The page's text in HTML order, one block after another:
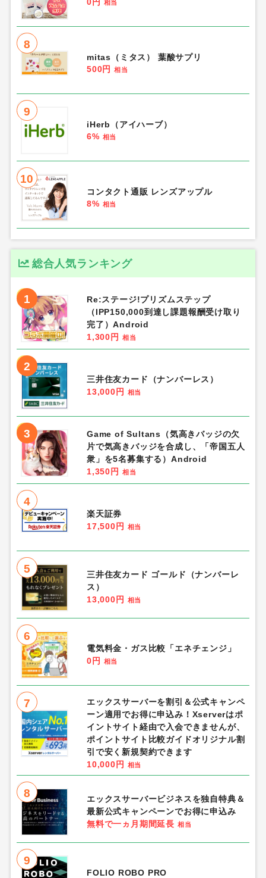
相当
8
mitas（ミタス） 葉酸サプリ
500円
相当
9
iHerb（アイハーブ）
6% 相当
10
コンタクト通販 レンズアップル
8% 相当
総合人気ランキング
1
Re:ステージ!プリズムステップ
（IPP150,000到達し課題報酬受け取り
完了）Android
1,300円
相当
2
三井住友カード（ナンバーレス）
13,000円
相当
3
Game of Sultans（気高きバッジの欠
片で気高きバッジを合成し、「帝国五人
衆」を5名募集する）Android
1,350円
相当
4
楽天証券
17,500円
相当
5
三井住友カード ゴールド（ナンバーレ
ス）
13,000円
相当
6
電気料金・ガス比較「エネチェンジ」
0円
相当
7
エックスサーバーを割引＆公式キャンペ
ーン適用でお得に申込み！Xserverはポ
イントサイト経由で入会できませんが、
ポイントサイト比較ガイドオリジナル割
引で安く新規契約できます
10,000円
相当
8
エックスサーバービジネスを独自特典＆
最新公式キャンペーンでお得に申込み
無料で一ヵ月期間延長 相当
9
FOLIO ROBO PRO